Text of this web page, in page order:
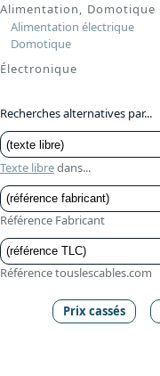
Alimentation, Domotique
Alimentation électrique
Domotique
Électronique
Recherches alternatives par...
Texte libredans...
Référence Fabricant
Référence touslescables.com
Prix cassés